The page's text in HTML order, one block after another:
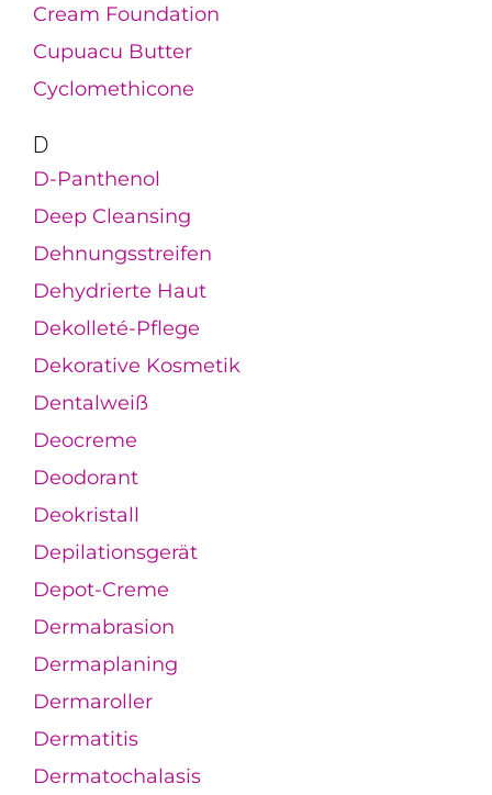
Cream Foundation
Cupuacu Butter
Cyclomethicone
D
D-Panthenol
Deep Cleansing
Dehnungsstreifen
Dehydrierte Haut
Dekolleté-Pflege
Dekorative Kosmetik
Dentalweiß
Deocreme
Deodorant
Deokristall
Depilationsgerät
Depot-Creme
Dermabrasion
Dermaplaning
Dermaroller
Dermatitis
Dermatochalasis